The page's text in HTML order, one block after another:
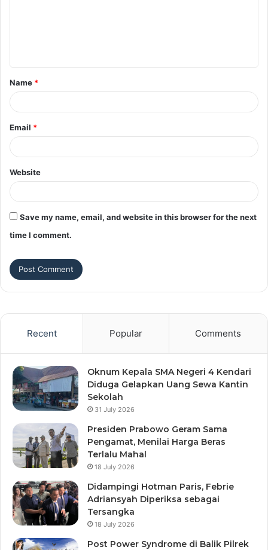
t
*
Name *
Email *
Website
Save my name, email, and website in this browser for the next
time I comment.
Recent Popular Comments
Oknum Kepala SMA Negeri 4 Kendari
Diduga Gelapkan Uang Sewa Kantin
Sekolah
31 July 2026
Presiden Prabowo Geram Sama
Pengamat, Menilai Harga Beras
Terlalu Mahal
18 July 2026
Didampingi Hotman Paris, Febrie
Adriansyah Diperiksa sebagai
Tersangka
18 July 2026
Post Power Syndrome di Balik Pilrek